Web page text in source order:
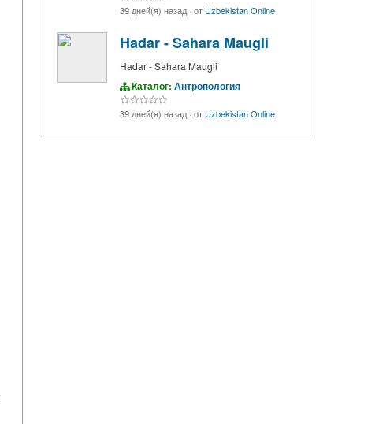
39 дней(я) назад · от Uzbekistan Online
Hadar - Sahara Maugli
Hadar - Sahara Maugli
Каталог: Антропология
39 дней(я) назад · от Uzbekistan Online